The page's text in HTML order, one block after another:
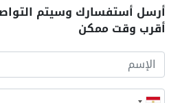
أرسل أستفسارك وسيتم
أقرب وقت ممكن